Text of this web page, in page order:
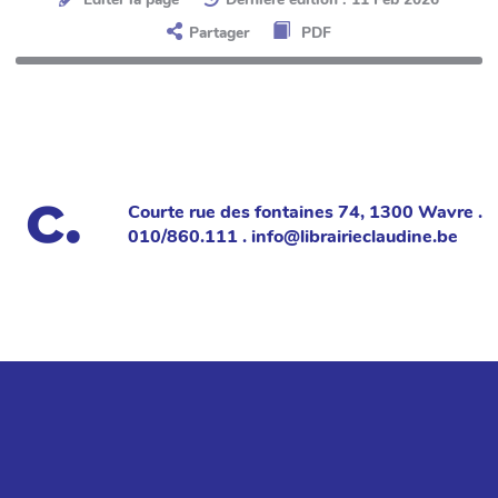
Partager
PDF
Courte rue des fontaines 74, 1300 Wavre .
010/860.111 . info@librairieclaudine.be